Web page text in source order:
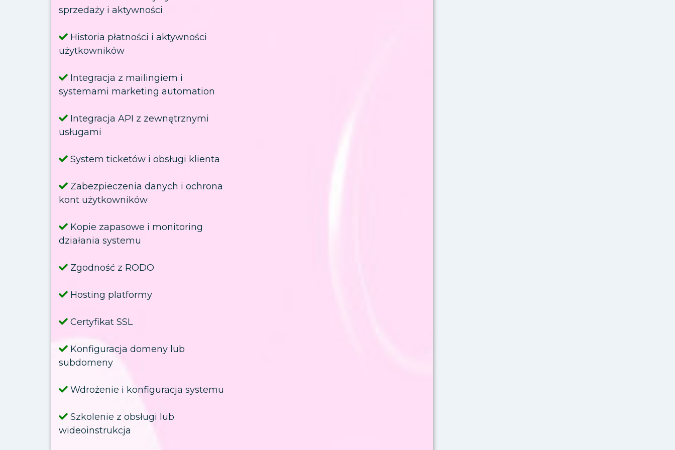
sprzedaży i aktywności
Historia płatności i aktywności
użytkowników
Integracja z mailingiem i
systemami marketing automation
Integracja API z zewnętrznymi
usługami
System ticketów i obsługi klienta
Zabezpieczenia danych i ochrona
kont użytkowników
Kopie zapasowe i monitoring
działania systemu
Zgodność z RODO
Hosting platformy
Certyfikat SSL
Konfiguracja domeny lub
subdomeny
Wdrożenie i konfiguracja systemu
Szkolenie z obsługi lub
wideoinstrukcja